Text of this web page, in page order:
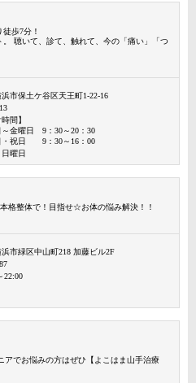
歩7分！
聴いて、診て、触れて、今の「痛い」「つ
浜市保土ケ谷区天王町1-22-16
間】
～金曜日 9：30～20：30
・祝日 9：30～16：00
日曜日
格整体で！目指せ☆お体の悩み解決！！
浜市緑区中山町218 加藤ビル2F
22:00
でお悩みの方はぜひ【よこはま山手治療